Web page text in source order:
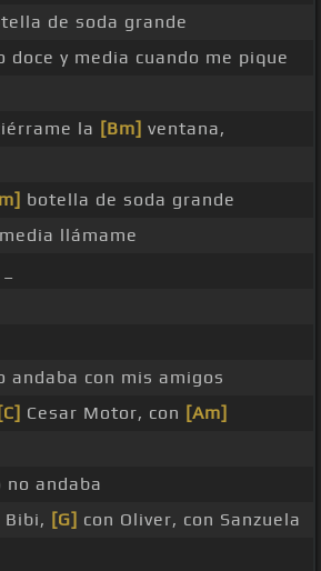
de soda grande
doce y media cuando me pique
la [Bm] ventana,
botella de soda grande
llámame
andaba con mis amigos
[C] Cesar Motor, con [Am]
no andaba
Bibi, [G] con Oliver, con Sanzuela